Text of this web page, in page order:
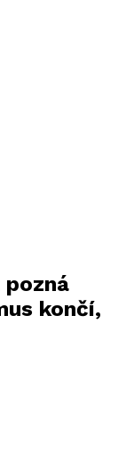
pozná
končí,